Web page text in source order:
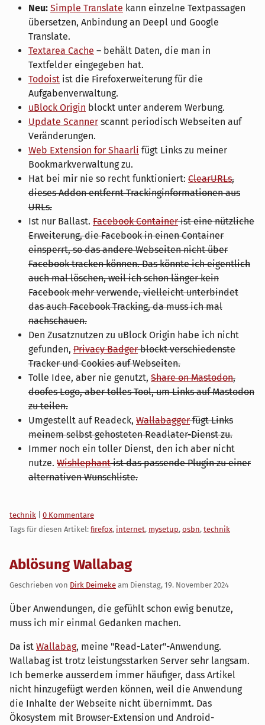
Neu: Simple Translate kann einzelne Textpassagen
übersetzen, Anbindung an Deepl und Google
Translate.
Textarea Cache – behält Daten, die man in
Textfelder eingegeben hat.
Todoist ist die Firefoxerweiterung für die
Aufgabenverwaltung.
uBlock Origin blockt unter anderem Werbung.
Update Scanner scannt periodisch Webseiten auf
Veränderungen.
Web Extension for Shaarli fügt Links zu meiner
Bookmarkverwaltung zu.
Hat bei mir nie so recht funktioniert: ClearURLs,
dieses Addon entfernt Trackinginformationen aus
URLs.
Ist nur Ballast. Facebook Containerist eine nützliche
Erweiterung, die Facebook in einen Container
einsperrt, so das andere Webseiten nicht über
Facebook tracken können. Das könnte ich eigentlich
auch mal löschen, weil ich schon länger kein
Facebook mehr verwende, vielleicht unterbindet
das auch Facebook Tracking, da muss ich mal
nachschauen.
Den Zusatznutzen zu uBlock Origin habe ich nicht
gefunden, Privacy Badgerblockt verschiedenste
Tracker und Cookies auf Webseiten.
Tolle Idee, aber nie genutzt, Share on Mastodon,
doofes Logo, aber tolles Tool, um Links auf Mastodon
zu teilen.
Umgestellt auf Readeck, Wallabaggerfügt Links
meinem selbst gehosteten Readlater-Dienst zu.
Immer noch ein toller Dienst, den ich aber nicht
nutze. Wishlephantist das passende Plugin zu einer
alternativen Wunschliste.
Kategorien:
technik
0 Kommentare
Tags für diesen Artikel: firefox, internet, mysetup, osbn, technik
Ablösung Wallabag
Geschrieben von Dirk Deimeke am Dienstag, 19. November 2024
Über Anwendungen, die gefühlt schon ewig benutze,
muss ich mir einmal Gedanken machen.
Da ist Wallabag, meine "Read-Later"-Anwendung.
Wallabag ist trotz leistungsstarken Server sehr langsam.
Ich bemerke ausserdem immer häufiger, dass Artikel
nicht hinzugefügt werden können, weil die Anwendung
die Inhalte der Webseite nicht übernimmt. Das
Ökosystem mit Browser-Extension und Android-